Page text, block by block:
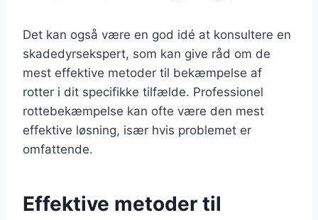
Det kan også være en god idé at konsultere en
skadedyrsekspert, som kan give råd om de
mest effektive metoder til bekæmpelse af
rotter i dit specifikke tilfælde. Professionel
rottebekæmpelse kan ofte være den mest
effektive løsning, især hvis problemet er
omfattende.
Effektive metoder til